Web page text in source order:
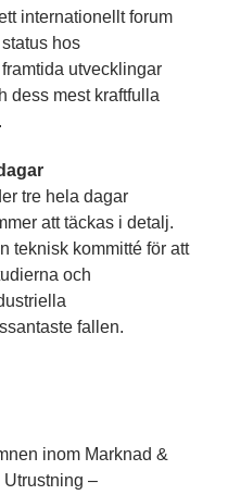
internationellt forum
hos
utvecklingar
dess mest kraftfulla
tre hela dagar
att täckas i detalj.
teknisk kommitté för att
och
fallen.
inom Marknad &
–